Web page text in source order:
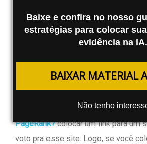
Baixe e confira no nosso
estratégias para colocar
evidência na IA.
BAIXAR MATERIAL
Não tenho
nosso amigo Heron no post
Agência Mestre
Como proposto pelo amigoLeo
comentando a respeito doPageRank
já citado pelo nosso amigo Heron no
PageRank?colocar um link para um
voto pra esse site. Logo, se você